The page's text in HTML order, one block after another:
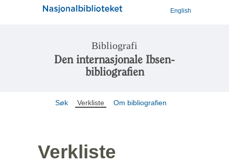
English
Bibliografi
Den internasjonale Ibsen-
bibliografien
Søk Verkliste Om bibliografien
Verkliste